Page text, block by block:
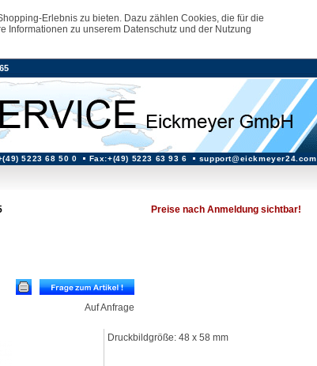
Erlebnis zu bieten. Dazu zählen Cookies, die für die
Informationen zu unserem Datenschutz und der Nutzung
5223 68 50 0 Fax:+(49) 5223 63 93 6 support@eickmeyer24.com
Preise nach Anmeldung sichtbar!
Auf Anfrage
Druckbildgröße: 48 x 58 mm